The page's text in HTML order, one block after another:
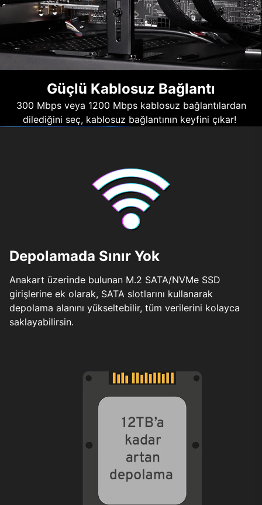
Güçlü Kablosuz Bağlantı
300 Mbps veya 1200 Mbps kablosuz bağlantılardan
dilediğini seç, kablosuz bağlantının keyfini çıkar!
Depolamada Sınır Yok
Anakart üzerinde bulunan M.2 SATA/NVMe SSD
girişlerine ek olarak, SATA slotlarını kullanarak
depolama alanını yükseltebilir, tüm verilerini kolayca
saklayabilirsin.